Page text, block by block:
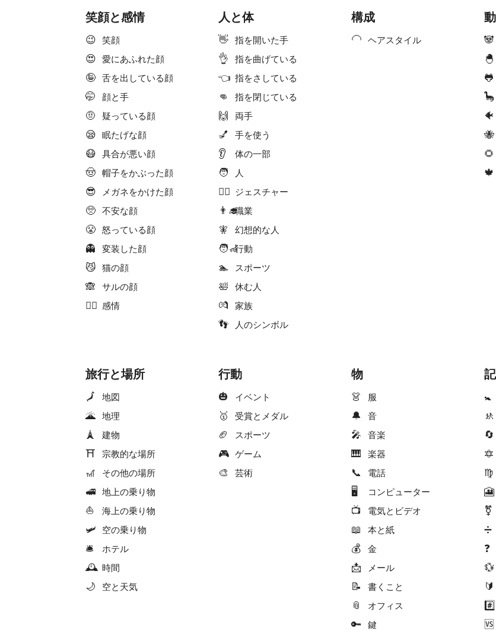
笑顔と感情
😉 笑顔
😍 愛にあふれた顔
🤪 舌を出している顔
🤭 顔と手
🤨 疑っている顔
😪 眠たげな顔
😷 具合が悪い顔
🤠 帽子をかぶった顔
😎 メガネをかけた顔
🥺 不安な顔
😤 怒っている顔
👻 変装した顔
😼 猫の顔
🙈 サルの顔
❤️‍🔥 感情
人と体
👋 指を開いた手
👌 指を曲げている
👈 指をさしている
👊 指を閉じている
🙌 両手
💅 手を使う
👂 体の一部
🧑 人
🙇‍♀️ ジェスチャー
👨‍🎓職業
🧚 幻想的な人
🧑‍🦽行動
🏊 スポーツ
🛀 休む人
💏 家族
👣 人のシンボル
構成
🦲 ヘアスタイル 🐼
🐣
🐸
🦕
🐠
🐝
🌻
🍁
旅行と場所
🗾 地図
🌋 地理
🗼 建物
⛩ 宗教的な場所
🎢 その他の場所
🚅 地上の乗り物
⛵ 海上の乗り物
🛩 空の乗り物
🛎 ホテル
🕰 時間
🌙 空と天気
行動
🎃 イベント
🥇 受賞とメダル
🏈 スポーツ
🎮 ゲーム
🎨 芸術
物
👗 服
🔔 音
🎤 音楽
🎹 楽器
📞 電話
🖥 コンピューター
📺 電気とビデオ
📖 本と紙
💰 金
📩 メール
📝 書くこと
📎 オフィス
🔑 鍵
🚼
🚸
🔄
🔯
♍
🎦
⚧
➗
❓
💱
🔰
#️⃣
🆚